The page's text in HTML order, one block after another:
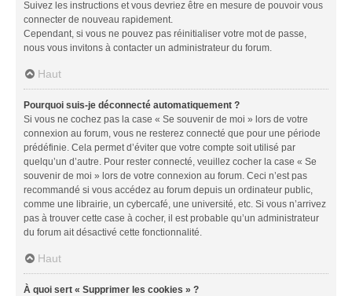
Suivez les instructions et vous devriez être en mesure de pouvoir vous
connecter de nouveau rapidement.
Cependant, si vous ne pouvez pas réinitialiser votre mot de passe,
nous vous invitons à contacter un administrateur du forum.
Haut
Pourquoi suis-je déconnecté automatiquement ?
Si vous ne cochez pas la case « Se souvenir de moi » lors de votre
connexion au forum, vous ne resterez connecté que pour une période
prédéfinie. Cela permet d’éviter que votre compte soit utilisé par
quelqu’un d’autre. Pour rester connecté, veuillez cocher la case « Se
souvenir de moi » lors de votre connexion au forum. Ceci n’est pas
recommandé si vous accédez au forum depuis un ordinateur public,
comme une librairie, un cybercafé, une université, etc. Si vous n’arrivez
pas à trouver cette case à cocher, il est probable qu’un administrateur
du forum ait désactivé cette fonctionnalité.
Haut
À quoi sert « Supprimer les cookies » ?